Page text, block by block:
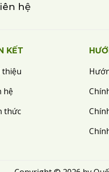
hệ
KẾT
thiệu
hệ
thức